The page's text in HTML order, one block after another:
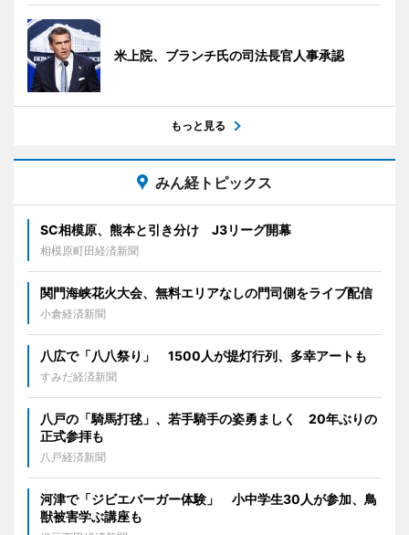
米上院、ブランチ氏の司法長官人事承認
もっと見る
みん経トピックス
SC相模原、熊本と引き分け J3リーグ開幕
相模原町田経済新聞
関門海峡花火大会、無料エリアなしの門司側をライブ配信
小倉経済新聞
八広で「八八祭り」 1500人が提灯行列、多幸アートも
すみだ経済新聞
八戸の「騎馬打毬」、若手騎手の姿勇ましく 20年ぶりの
正式参拝も
八戸経済新聞
河津で「ジビエバーガー体験」 小中学生30人が参加、鳥
獣被害学ぶ講座も